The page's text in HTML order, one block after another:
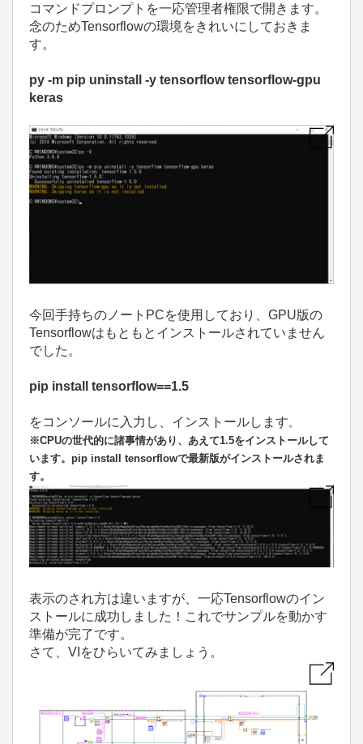
コマンドプロンプトを一応管理者権限で開きます。
念のためTensorflowの環境をきれいにしておきま
す。
py -m pip uninstall -y tensorflow tensorflow-gpu
keras
今回手持ちのノート PCを使用しており、 GPU版の
Tensorflowはもともとインストールされていません
でした。
pip install tensorflow==1.5
をコンソールに入力し、インストールします。
※CPUの世代的に諸事情があり、あえて1.5をインストールして
います。pip install tensorflowで最新版がインストールされま
す。
表示のされ方は違いますが、一応Tensorflowのイン
ストールに成功しました！これでサンプルを動かす
準備が完了です。
さて、 VI をひらいてみましょう。